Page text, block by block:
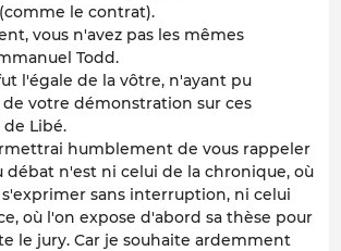
le contrat).
vous n'avez pas les mêmes
Todd.
l'égale de la vôtre, n'ayant pu
votre démonstration sur ces
Libé.
humblement de vous rappeler
débat n'est ni celui de la chronique, où
sans interruption, ni celui
où l'on expose d'abord sa thèse pour
le jury. Car je souhaite ardemment